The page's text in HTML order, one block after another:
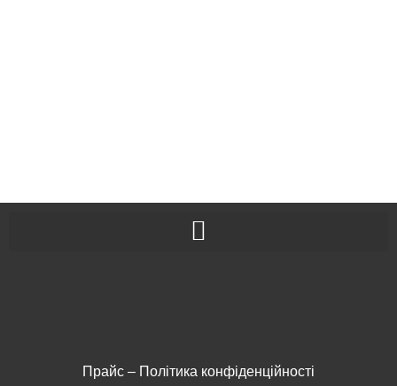
Прайс – Політика конфіденційності